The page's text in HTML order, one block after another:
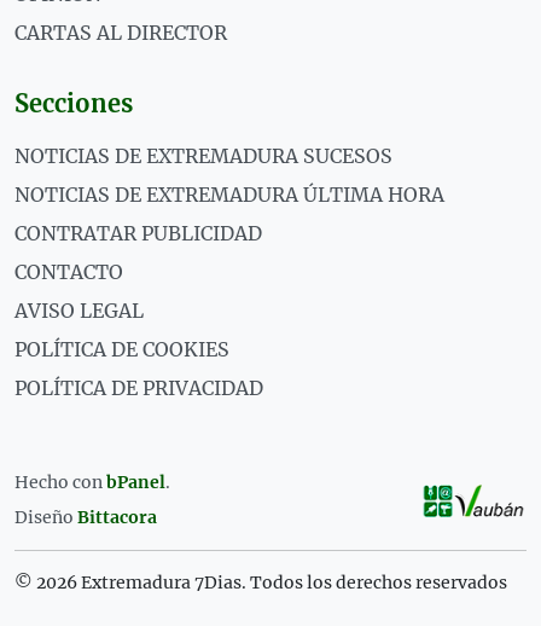
CARTAS AL DIRECTOR
Secciones
NOTICIAS DE EXTREMADURA SUCESOS
NOTICIAS DE EXTREMADURA ÚLTIMA HORA
CONTRATAR PUBLICIDAD
CONTACTO
AVISO LEGAL
POLÍTICA DE COOKIES
POLÍTICA DE PRIVACIDAD
Hecho conbPanel.
Diseño Bittacora
© 2026 Extremadura 7Dias. Todos los derechos reservados